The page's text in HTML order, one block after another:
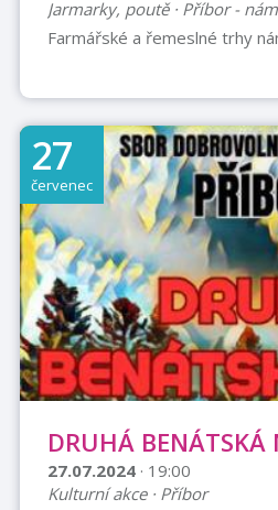
Jarmarky, poutě · Příbor -
Farmářské a řemeslné trhy
27
červenec
DRUHÁ BENÁTSKÁ
27.07.2024 · 19:00
Kulturní akce · Příbor